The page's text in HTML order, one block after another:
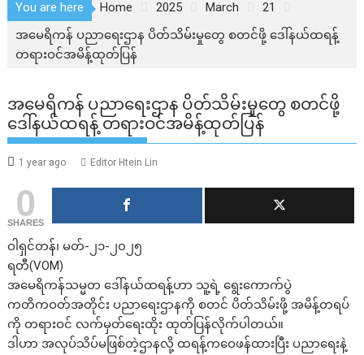
You are here Home 2025 March
21
အမေရိကန် ပညာရေးဌာန ပိတ်သိမ်းမှုတွေ စတင်ဖို့ ဒေါ်နယ်ထရန့်
တရားဝင်အမိန့်ထုတ်ပြန်
အမေရိကန် ပညာရေးဌာန ပိတ်သိမ်းမှုတွေ စတင်ဖို့
ဒေါ်နယ်ထရန့် တရားဝင်အမိန့်ထုတ်ပြန်
1 year ago Editor Htein Lin
0
SHARES
ဝါရှင်တန်၊ မတ်-၂၁-၂၀၂၅
ရတီ(VOM)
အမေရိကန်သမ္မတ ဒေါ်နယ်ထရန့်ဟာ သူ့ရဲ့ ရွေးကောက်ပွဲ
ကတိကဝတ်အတိုင်း ပညာရေးဌာနကို စတင် ပိတ်သိမ်းဖို့ အမိန့်တရပ်
ကို တရားဝင် လက်မှတ်ရေးထိုး ထုတ်ပြန်လိုက်ပါတယ်။
ဒါဟာ အလုပ်သိပ်မဖြစ်တဲ့ဌာနလို့ ထရန့်ကဝေဖန်ထားပြီး ပညာရေးနဲ့